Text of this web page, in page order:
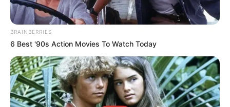
BRAINBERRIES
6 Best '90s Action Movies To Watch Today